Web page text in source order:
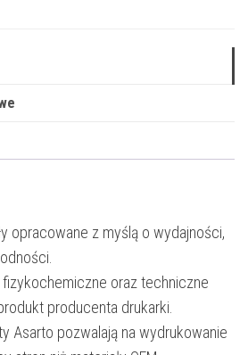
opracowane z myślą o wydajności,
fizykochemiczne oraz techniczne
producenta drukarki.
Asarto pozwalają na wydrukowanie